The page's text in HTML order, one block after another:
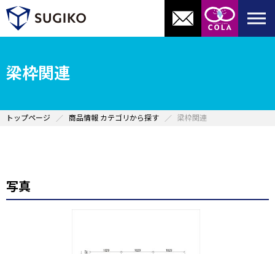
梁枠関連
トップページ 商品情報 カテゴリから探す 梁枠関連
写真